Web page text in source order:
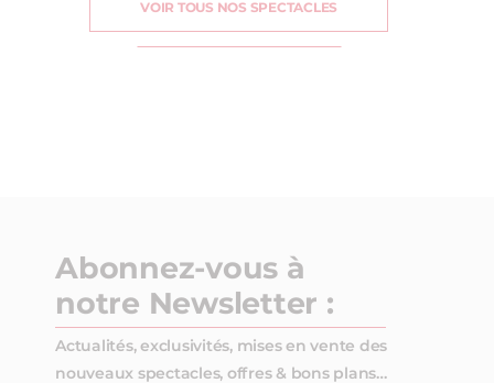
VOIR TOUS NOS SPECTACLES
Abonnez-vous à
notre Newsletter :
Actualités, exclusivités, mises en vente des
nouveaux spectacles, offres & bons plans…